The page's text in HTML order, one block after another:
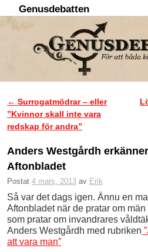
Genusdebatten
Inläggsnavigering
← Surrogatmödrar – eller
”Kvinnor skall inte vara
redskap för andra”
Anders Westgårdh
Aftonbladet
Postat 4 mars, 2013 av Erik
Så var det dags igen. Ännu en
Aftonbladet när de pratar om
som pratar om invandrares
Anders Westgårdh med rubriken
att vara man”